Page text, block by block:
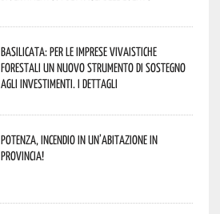
Basilicata: per le imprese vivaistiche
forestali un nuovo strumento di sostegno
agli investimenti. I dettagli
Potenza, incendio in un’abitazione in
provincia!